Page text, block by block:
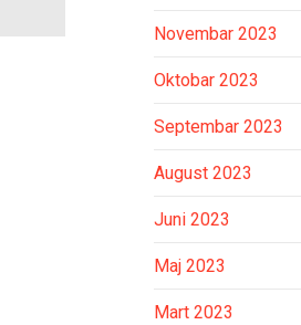
Novembar 2023
Oktobar 2023
Septembar 2023
August 2023
Juni 2023
Maj 2023
Mart 2023